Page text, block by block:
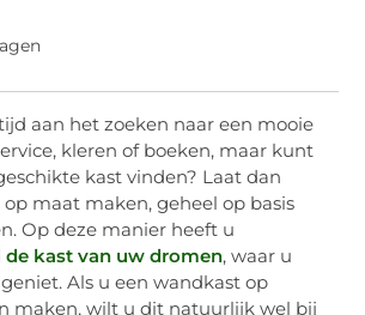
aan het zoeken naar een mooie
kleren of boeken, maar kunt
kast vinden? Laat dan
maat maken, geheel op basis
Op deze manier heeft u
de kast van uw dromen, waar u
Als u een wandkast op
maken, wilt u dit natuurlijk wel bij